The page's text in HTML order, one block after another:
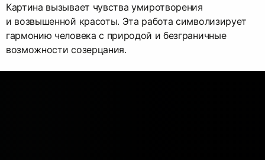
Картина вызывает чувства умиротворения
и возвышенной красоты. Эта работа символизирует
гармонию человека с природой и безграничные
возможности созерцания.